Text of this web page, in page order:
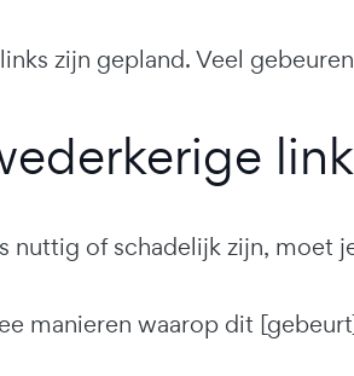
zijn gepland. Veel
nuttig of schadelijk zijn, moet
manieren waarop dit